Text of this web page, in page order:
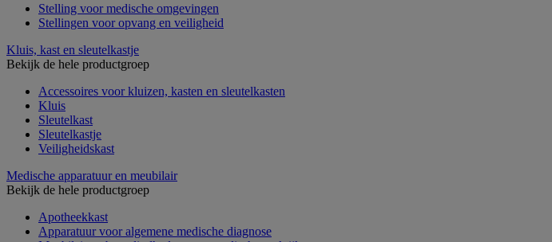
Stelling voor medische omgevingen
Stellingen voor opvang en veiligheid
Kluis, kast en sleutelkastje
Bekijk de hele productgroep
Accessoires voor kluizen, kasten en sleutelkasten
Kluis
Sleutelkast
Sleutelkastje
Veiligheidskast
Medische apparatuur en meubilair
Bekijk de hele productgroep
Apotheekkast
Apparatuur voor algemene medische diagnose